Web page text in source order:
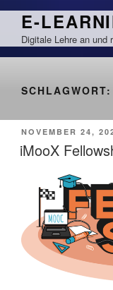
Zum
springen
E-
Digitale Lehre an und
SCHLAGWORT:
VERÖFFENTLICHT
AM
NOVEMBER 24,
iMooX